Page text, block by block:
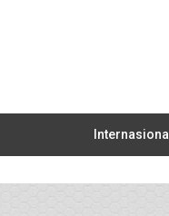
Internasional